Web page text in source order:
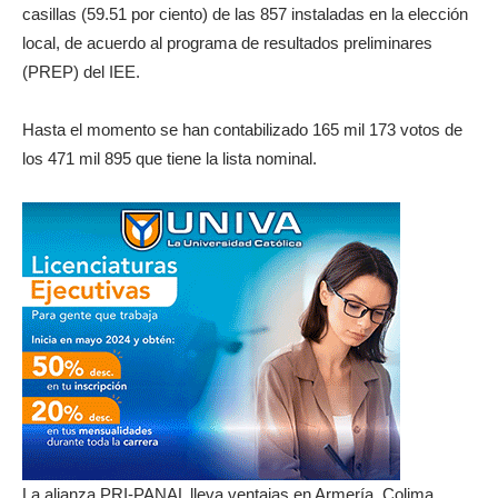
casillas (59.51 por ciento) de las 857 instaladas en la elección
local, de acuerdo al programa de resultados preliminares
(PREP) del IEE.
Hasta el momento se han contabilizado 165 mil 173 votos de
los 471 mil 895 que tiene la lista nominal.
La alianza PRI-PANAL lleva ventajas en Armería, Colima,